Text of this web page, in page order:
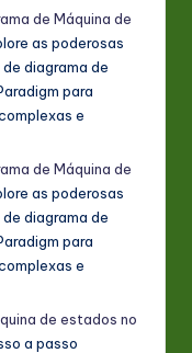
de Máquina de
as poderosas
diagrama de
para
e
de Máquina de
as poderosas
diagrama de
para
e
de estados no
a passo